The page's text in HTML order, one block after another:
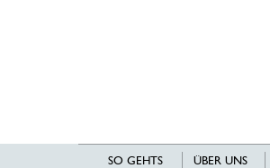
SO GEHTS ÜBER UNS